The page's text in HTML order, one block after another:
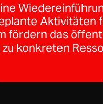
Aktivitäten
fördern das
konkreten